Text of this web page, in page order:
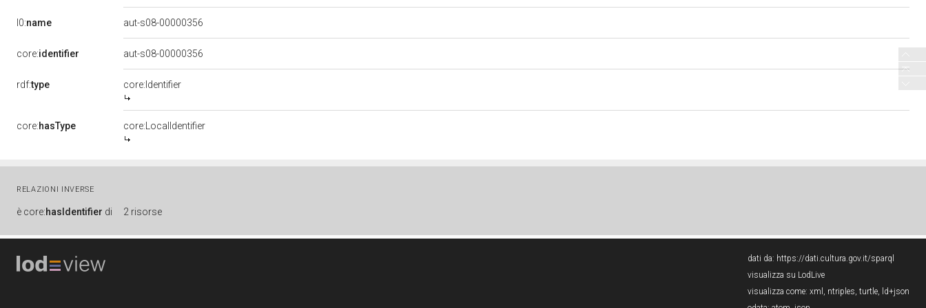
l0:name aut-s08-00000356
core:identifier aut-s08-00000356
rdf:type core:Identifier
core:hasType core:LocalIdentifier
RELAZIONI INVERSE
è core:hasIdentifier di 2 risorse
dati da: https://dati.cultura.gov.it/sparql
visualizza su LodLive
visualizza come: xml , ntriples, turtle, ld+json